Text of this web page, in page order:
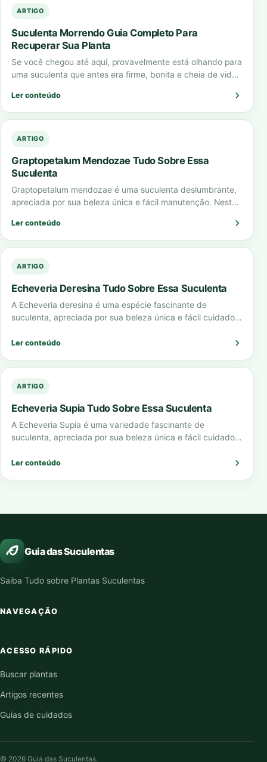
ARTIGO
Suculenta Morrendo Guia Completo Para
Recuperar Sua Planta
Se você chegou até aqui, provavelmente está olhando para
uma suculenta que antes era firme, bonita e cheia de vida,
Ler conteúdo
ARTIGO
Graptopetalum Mendozae Tudo Sobre Essa
Suculenta
Graptopetalum mendozae é uma suculenta deslumbrante,
apreciada por sua beleza única e fácil manutenção. Neste
Ler conteúdo
ARTIGO
Echeveria Deresina Tudo Sobre Essa Suculenta
A Echeveria deresina é uma espécie fascinante de
suculenta, apreciada por sua beleza única e fácil cuidado.
Ler conteúdo
ARTIGO
Echeveria Supia Tudo Sobre Essa Suculenta
A Echeveria Supia é uma variedade fascinante de
suculenta, apreciada por sua beleza única e fácil cuidado.
Ler conteúdo
Guia das Suculentas
Saiba Tudo sobre Plantas Suculentas
NAVEGAÇÃO
ACESSO RÁPIDO
Buscar plantas
Artigos recentes
Guias de cuidados
© 2026 Guia das Suculentas.